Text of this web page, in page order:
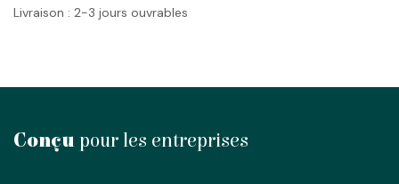
Livraison : 2-3 jours ouvrables
Conçu pour les entreprises